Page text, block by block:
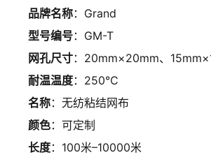
品牌名称：Grand
型号编号：GM-T
网孔尺寸：20mm×20mm、
耐温温度：250℃
名称：无纺粘结网布
颜色：可定制
长度：100米–10000米